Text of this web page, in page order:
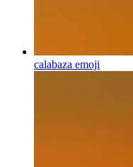
calabaza emoji